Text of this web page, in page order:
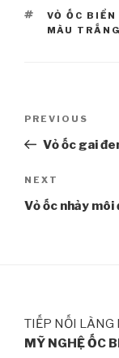
TAGS
VỎ ỐC
MÀU TRẮNG
navigation
Previous
Post
PREVIOUS
Vỏ ốc gai
Next
Post
NEXT
Vỏ ốc nhảy môi
TIẾP NỐI LÀNG
MỸ NGHỆ ỐC